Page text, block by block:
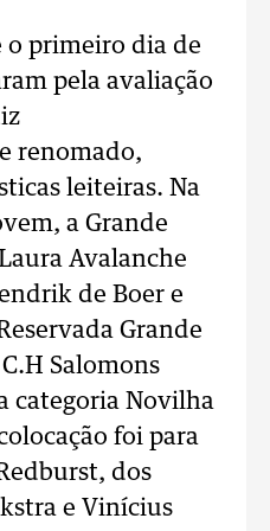
o primeiro dia de
pela avaliação
renomado,
leiteiras. Na
a Grande
Avalanche
de Boer e
Grande
Salomons
categoria Novilha
foi para
dos
e Vinícius